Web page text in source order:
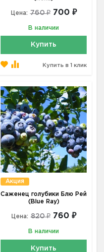
Цена: 760 ₽ 700 ₽
В наличии
Купить
Купить в 1 клик
Акция
Саженец голубики Блю Рей
(Blue Ray)
Цена: 820 ₽ 760 ₽
В наличии
Купить